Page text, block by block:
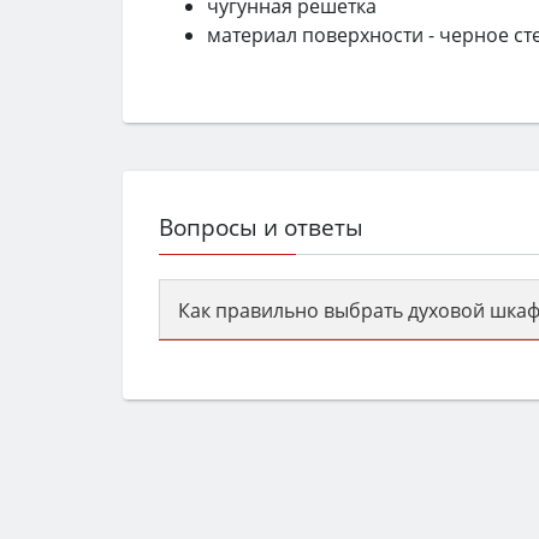
чугунная решетка
материал поверхности - черное
Вопросы и ответы
Как правильно выбрать духовой
семьи, класс энергопотребления не